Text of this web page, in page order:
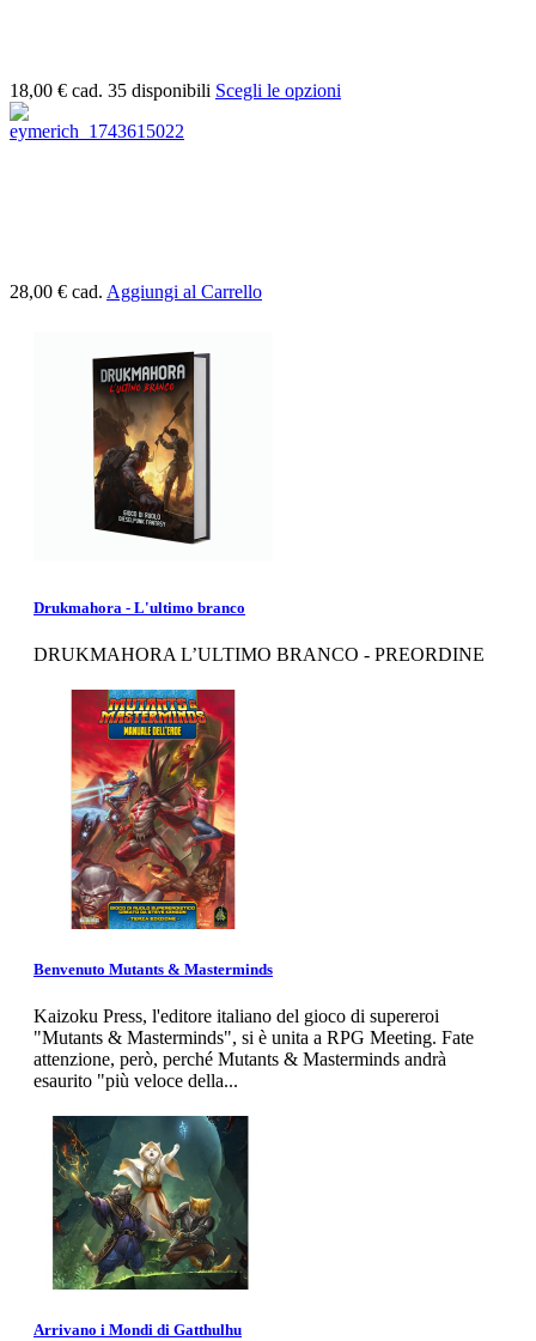
18,00 € cad. 35 disponibili Scegli le opzioni
28,00 € cad. Aggiungi al Carrello
Drukmahora - L'ultimo branco
DRUKMAHORA L’ULTIMO BRANCO - PREORDINE
Benvenuto Mutants & Masterminds
Kaizoku Press, l'editore italiano del gioco di supereroi
"Mutants & Masterminds", si è unita a RPG Meeting. Fate
attenzione, però, perché Mutants & Masterminds andrà
esaurito "più veloce della...
Arrivano i Mondi di Gatthulhu